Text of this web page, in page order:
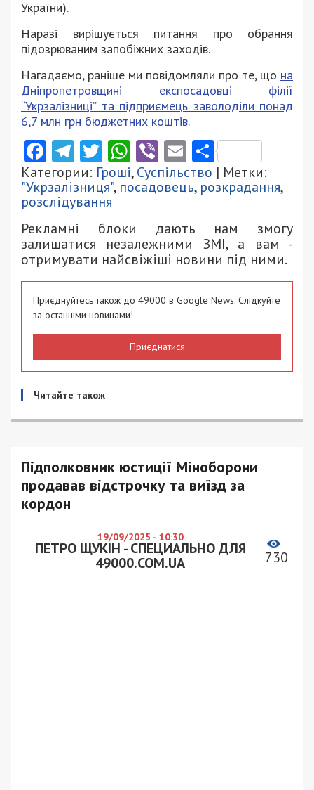
України).
Наразі вирішується питання про обрання
підозрюваним запобіжних заходів.
Нагадаємо, раніше ми повідомляли про те, що на
Дніпропетровщині експосадовці філії
“Укрзалізниці” та підприємець заволоділи понад
6,7 млн грн бюджетних коштів.
Facebook
Telegram
Twitter
WhatsApp
ViberEmail
Категории: Гроші,Суспільство | Метки:
"Укрзалізниця", посадовець, розкрадання,
розслідування
Рекламні блоки дають нам змогу
залишатися незалежними ЗМІ, а вам -
отримувати найсвіжіші новини під ними.
Приєднуйтесь також до 49000 в Google News. Слідкуйте
за останніми новинами!
Приєднатися
Читайте також
Підполковник юстиції Міноборони
продавав відстрочку та виїзд за
кордон
19/09/2025 - 10:30
ПЕТРО ЩУКІН - СПЕЦИАЛЬНО ДЛЯ
49000.COM.UA
730